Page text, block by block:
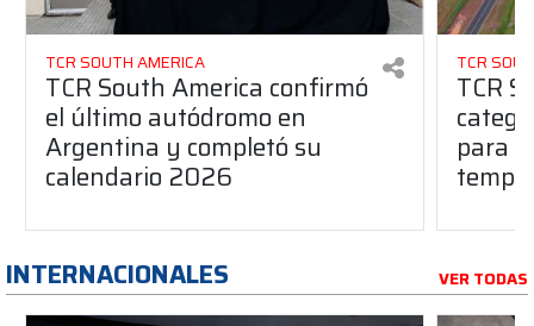
TCR SOUTH AMERICA
TCR South America confirmó
el último autódromo en
Argentina y completó su
calendario 2026
TCR
TCR
para
INTERNACIONALES VER TODAS